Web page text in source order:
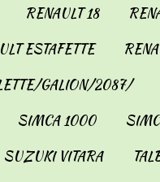
RENAULT 18
ESTAFETTE
GALION/2087/
SIMCA 1000
SUZUKI VITARA